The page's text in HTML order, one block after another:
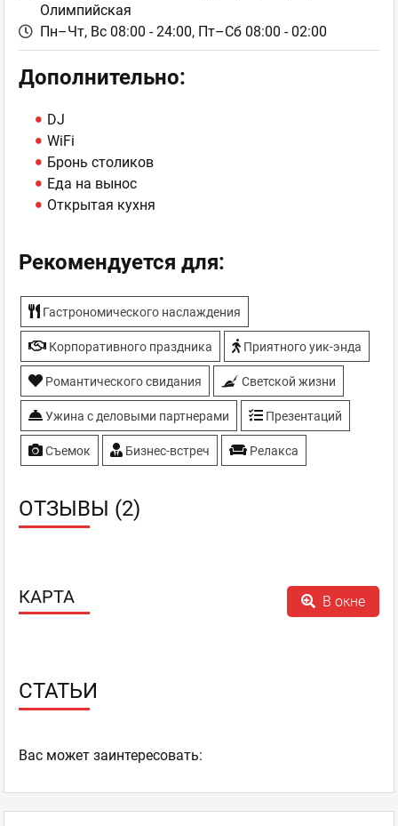
Олимпийская
Пн–Чт, Вс 08:00 - 24:00, Пт–Сб 08:00 - 02:00
Дополнительно:
DJ
WiFi
Бронь столиков
Еда на вынос
Открытая кухня
Рекомендуется для:
Гастрономического наслаждения
Корпоративного праздника Приятного уик-энда
Романтического свидания Светской жизни
Ужина с деловыми партнерами Презентаций
Съемок Бизнес-встреч Релакса
ОТЗЫВЫ (2)
КАРТА В окне
СТАТЬИ
Ваc может заинтересовать: